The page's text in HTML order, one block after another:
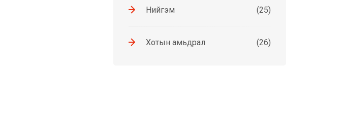
Нийгэм (25)
Хотын амьдрал (26)